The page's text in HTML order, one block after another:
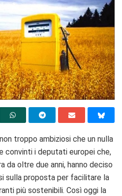
troppo ambiziosi che un nulla
convinti i deputati europei che,
da oltre due anni, hanno deciso
sulla proposta per facilitare la
più sostenibili. Così oggi la